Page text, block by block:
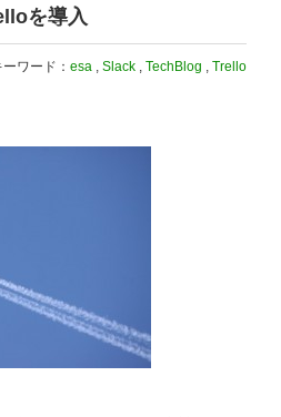
を導入
ーワード： esa, Slack, TechBlog , Trello